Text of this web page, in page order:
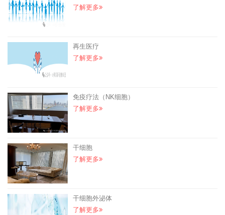
了解更多
再生医疗
了解更多
免疫疗法（NK细胞）
了解更多
干细胞
了解更多
干细胞外泌体
了解更多